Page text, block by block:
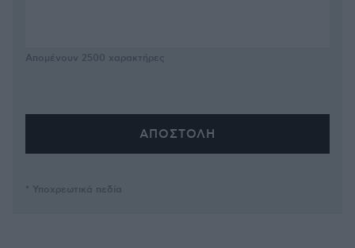
Απομένουν 2500 χαρακτήρες
* Υποχρεωτικά πεδία